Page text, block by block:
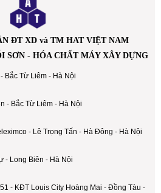
ĐT XD và TM HAT VIỆT NAM
SƠN - HÓA CHẤT MÁY XÂY DỰNG
Bắc Từ Liêm - Hà Nội
- Bắc Từ Liêm - Hà Nội
- Lê Trọng Tấn - Hà Đông - Hà Nội
- Long Biên - Hà Nội
- KĐT Louis City Hoàng Mai - Đồng Tàu -